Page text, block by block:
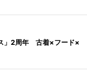
」2周年 古着×フード×